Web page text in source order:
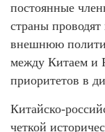
постоянные
страны
внешнюю
между Китаем и
приоритетов в
Китайско-
четкой